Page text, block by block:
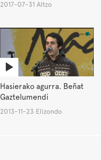
2017-07-31 Altzo
Hasierako agurra. Beñat
Gaztelumendi
2013-11-23 Elizondo